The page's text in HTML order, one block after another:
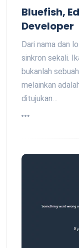
Bluefish,
Developer
Dari nama dan
sinkron sekali.
bukanlah
melainkan
ditujukan…